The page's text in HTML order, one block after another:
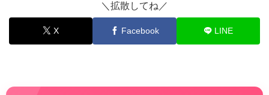
＼拡散してね／
X Facebook LINE